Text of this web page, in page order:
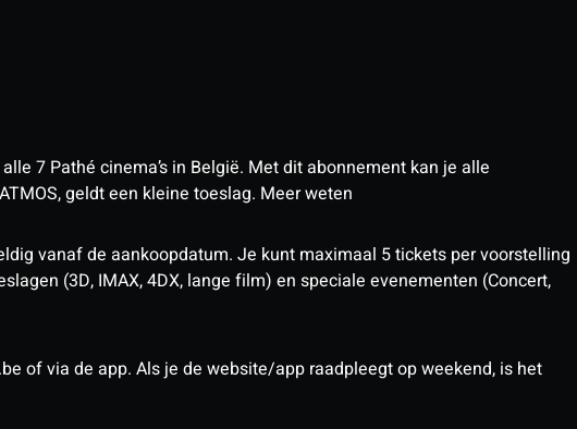
7 Pathé cinema’s in België. Met dit abonnement kan je alle
geldt een kleine toeslag. Meer weten
vanaf de aankoopdatum. Je kunt maximaal 5 tickets per voorstelling
(3D, IMAX, 4DX, lange film) en speciale evenementen (Concert,
of via de app. Als je de website/app raadpleegt op weekend, is het